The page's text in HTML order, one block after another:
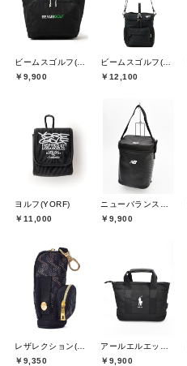
￥9,900
￥12,100
ヨルフ(YORF)
￥11,000
￥9,900
￥9,350
￥9,900